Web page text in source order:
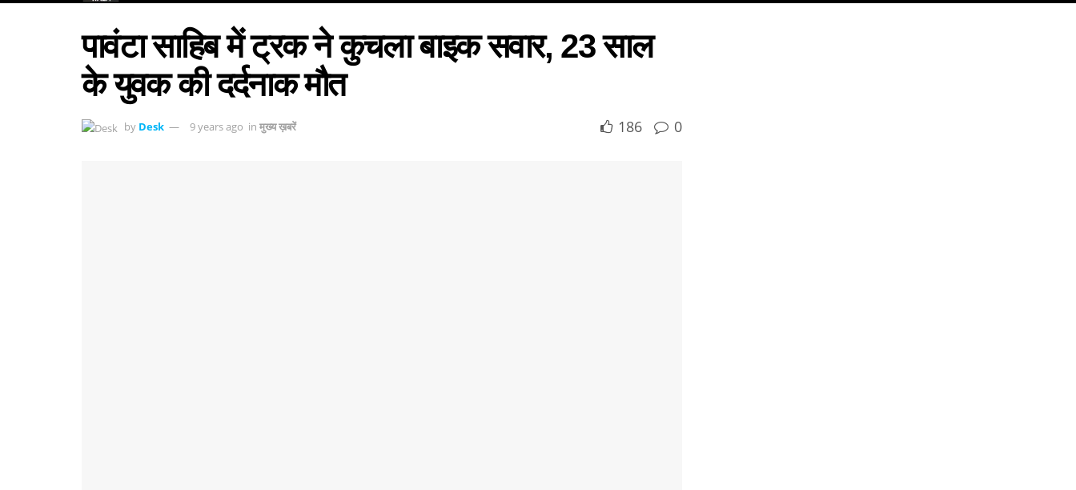
पावंटा साहिब में ट्रक ने कुचला बाइक सवार, 23 साल
के युवक की दर्दनाक मौत
by Desk 9 years ago in मुख्य ख़बरें 186 0